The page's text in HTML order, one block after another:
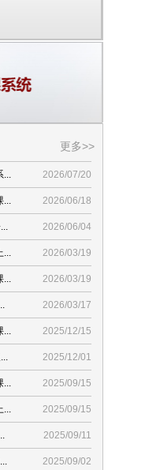
更多>>
... 2026/07/20
... 2026/06/18
2026/06/04
... 2026/03/19
... 2026/03/19
2026/03/17
... 2025/12/15
2025/12/01
... 2025/09/15
... 2025/09/15
2025/09/11
2025/09/02